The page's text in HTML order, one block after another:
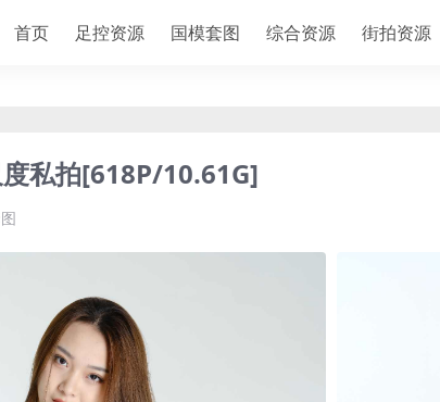
首页 足控资源 国模套图 综合资源 街拍资源
私拍[618P/10.61G]